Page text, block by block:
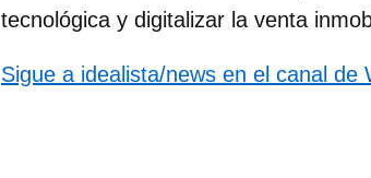
tecnológica y digitalizar la venta
Sigue a idealista/news en el canal de